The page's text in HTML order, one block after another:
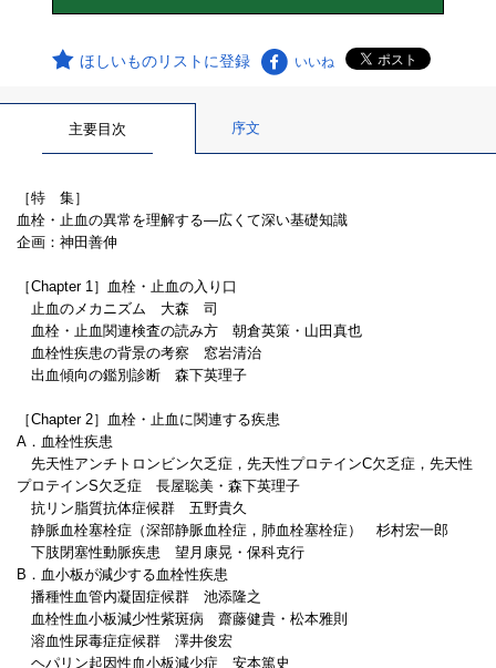
ほしいものリストに登録 いいね
主要目次 序文
［特 集］
血栓・止血の異常を理解する―広くて深い基礎知識
企画：神田善伸
［Chapter 1］血栓・止血の入り口
止血のメカニズム 大森 司
血栓・止血関連検査の読み方 朝倉英策・山田真也
血栓性疾患の背景の考察 窓岩清治
出血傾向の鑑別診断 森下英理子
［Chapter 2］血栓・止血に関連する疾患
A．血栓性疾患
先天性アンチトロンビン欠乏症，先天性プロテインC欠乏症，先天性
プロテインS欠乏症 長屋聡美・森下英理子
抗リン脂質抗体症候群 五野貴久
静脈血栓塞栓症（深部静脈血栓症，肺血栓塞栓症） 杉村宏一郎
下肢閉塞性動脈疾患 望月康晃・保科克行
B．血小板が減少する血栓性疾患
播種性血管内凝固症候群 池添隆之
血栓性血小板減少性紫斑病 齋藤健貴・松本雅則
溶血性尿毒症症候群 澤井俊宏
ヘパリン起因性血小板減少症 安本篤史